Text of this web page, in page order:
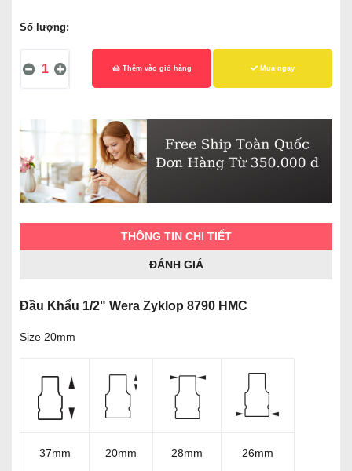
Số lượng:
Thêm vào giỏ hàng Mua ngay
THÔNG TIN CHI TIẾT
ĐÁNH GIÁ
Đầu Khẩu 1/2" Wera Zyklop 8790 HMC
Size 20mm
37mm 20mm 28mm 26mm